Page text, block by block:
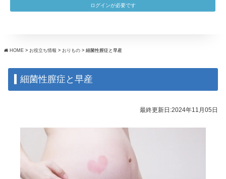
ログインが必要です
HOME> お役立ち情報 > おりもの> 細菌性膣症と早産
細菌性膣症と早産
最終更新日:2024年11月05日